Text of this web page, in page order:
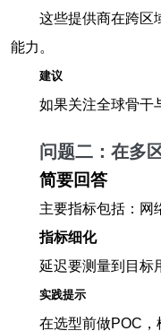
这些提供商在跨区
能力。
建议
如果关注全球骨干
问题二：在多
简要回答
主要指标包括：网
指标细化
延迟要测量到目标
实践提示
在选型前做POC